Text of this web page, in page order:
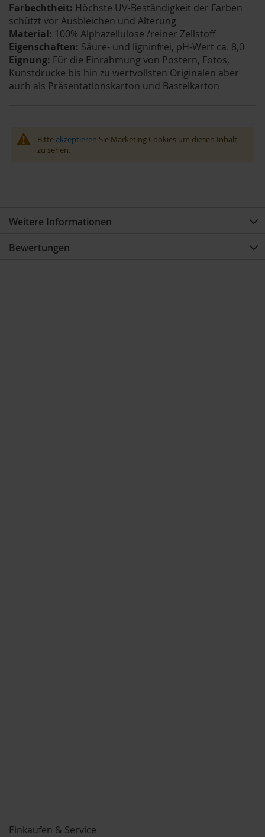
Farbechtheit: Höchste UV-Beständigkeit der Farben
schützt vor Ausbleichen und Alterung
Material: 100% Alphazellulose /reiner Zellstoff
Eigenschaften: Säure- und ligninfrei, pH-Wert ca. 8,0
Eignung: Für die Einrahmung von Postern, Fotos,
Kunstdrucke bis hin zu wertvollsten Originalen aber
auch als Präsentationskarton und Bastelkarton
Bitte akzeptieren Sie Marketing Cookies um diesen Inhalt
zu sehen.
Weitere Informationen
Bewertungen
Einkaufen & Service